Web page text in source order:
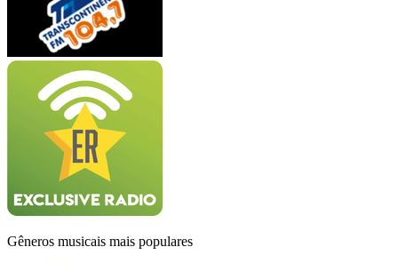
Gêneros musicais mais populares